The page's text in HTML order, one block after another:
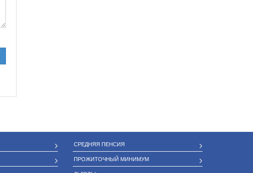
СРЕДНЯЯ ПЕНСИЯ
ПРОЖИТОЧНЫЙ МИНИМУМ